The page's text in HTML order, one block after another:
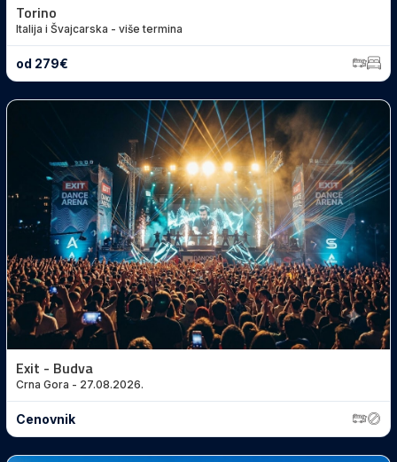
Torino
Italija i Švajcarska - više termina
od 279€
Exit - Budva
Crna Gora - 27.08.2026.
Cenovnik